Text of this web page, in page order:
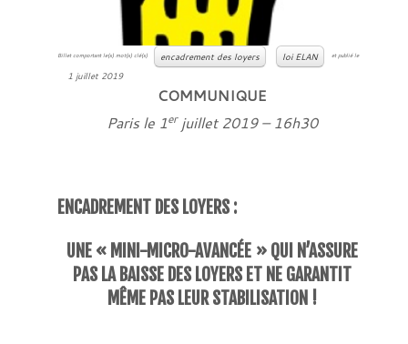
Billet comportant le(s) mot(s) clé(s) encadrement des loyers loi ELAN et publié le
1 juillet 2019
COMMUNIQUE
Paris le 1erjuillet 2019 – 16h30
ENCADREMENT DES LOYERS :
UNE « MINI-MICRO-AVANCÉE » QUI N’ASSURE
PAS LA BAISSE DES LOYERS ET NE GARANTIT
MÊME PAS LEUR STABILISATION !